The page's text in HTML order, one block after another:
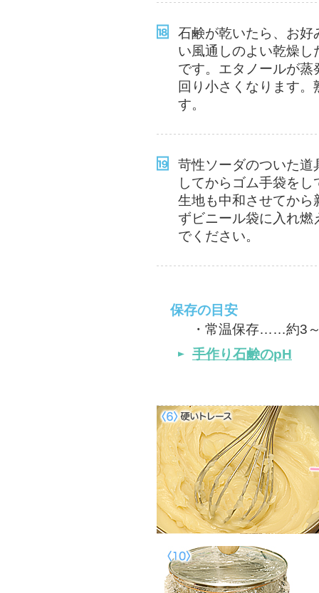
石鹸が乾いたら、お
い風通しのよい乾燥
です。エタノールが
回り小さくなります
す。
苛性ソーダのついた
してからゴム手袋を
生地も中和させてか
ずビニール袋に入れ
でください。
保存の目安
・常温保存……約3
手作り石鹸のpH